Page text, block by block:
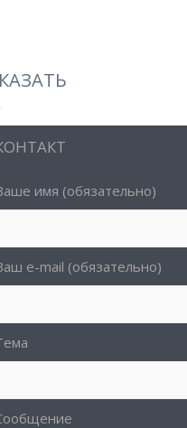
имя (обязательно)
e-mail (обязательно)